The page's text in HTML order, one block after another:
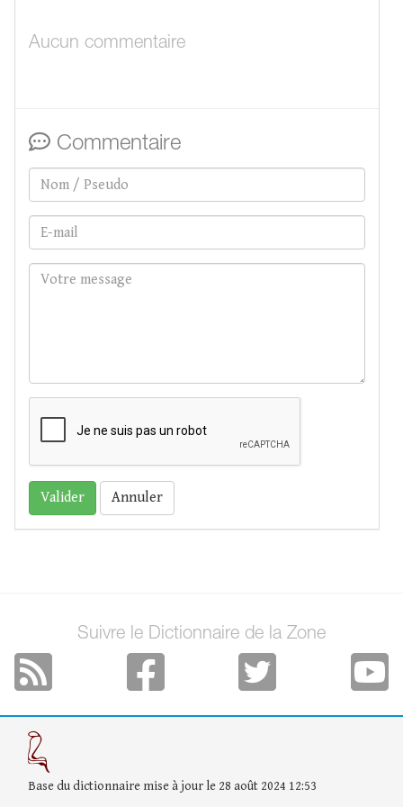
Aucun commentaire
Commentaire
Annuler
Suivre le Dictionnaire de la Zone
Base du dictionnaire mise à jour le 28 août 2024 12:53